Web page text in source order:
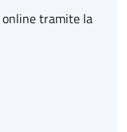
online tramite la